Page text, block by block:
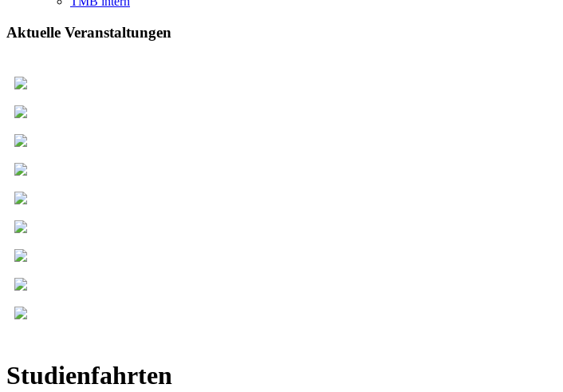
Aktuelle Veranstaltungen
Studienfahrten